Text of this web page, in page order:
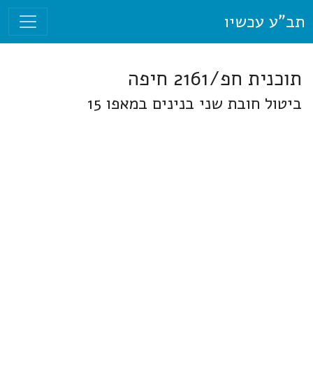
תב"ע עכשיו
תוכנית חפ/2161 חיפה
ביטול חובת שני בנינים במאפו 15